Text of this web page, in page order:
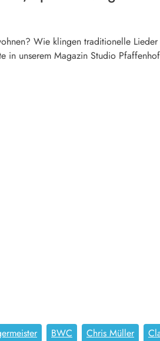
Wie klingen traditionelle
in unserem Magazin Studio
BWC Chris Müller